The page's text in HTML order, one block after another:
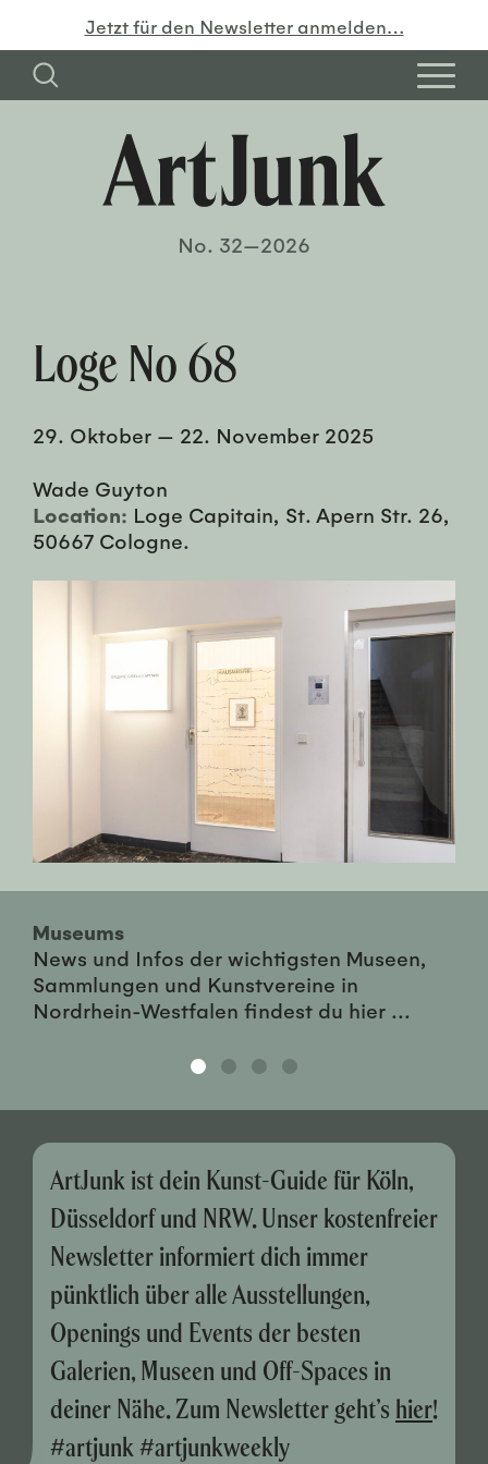
Jetzt für den Newsletter anmelden…
No. 32—2026
Loge No 68
29. Oktober — 22. November 2025
Wade Guyton
Location: Loge Capitain, St. Apern Str. 26,
50667 Cologne.
Museums
News und Infos der wichtigsten Museen,
Sammlungen und Kunstvereine in
Nordrhein-Westfalen findest du hier ...
ArtJunk ist dein Kunst-Guide für Köln,
Düsseldorf und NRW. Unser kostenfreier
Newsletter informiert dich immer
pünktlich über alle Ausstellungen,
Openings und Events der besten
Galerien, Museen und Off-Spaces in
deiner Nähe. Zum Newsletter geht’s hier!
#artjunk #artjunkweekly